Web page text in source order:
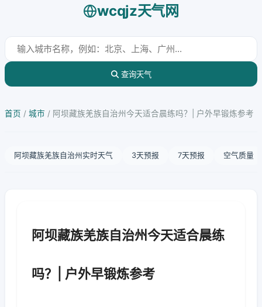
wcqjz天气网
查询天气
首页 / 城市 / 阿坝藏族羌族自治州今天适合晨练吗？| 户外早锻炼参考
阿坝藏族羌族自治州实时天气 3天预报 7天预报 空气质量
阿坝藏族羌族自治州今天适合晨练
吗？| 户外早锻炼参考